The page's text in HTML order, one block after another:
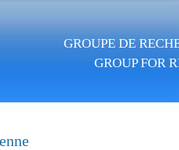
GROUPE DE
GROUP FOR